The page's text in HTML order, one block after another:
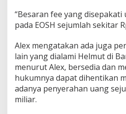
u
m
a
m
“Besaran fee yang
pada EOSH sejumlah sekitar
Alex mengatakan ada juga
lain yang dialami Helmut di
menurut Alex, bersedia dan
hukumnya dapat dihentikan
adanya penyerahan uang
miliar.